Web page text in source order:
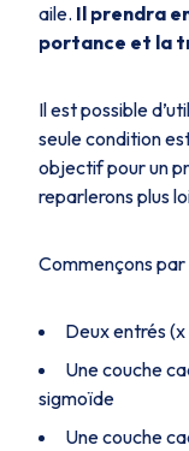
aile. Il prendra
portance et la
Il est possible
seule condition
objectif pour un
reparlerons plus
Commençons
Deux entrés
Une couche
sigmoïde
Une couche